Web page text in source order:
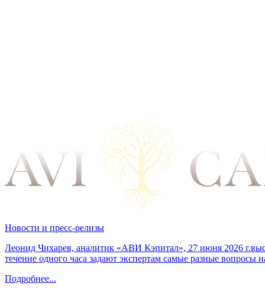
Новости и пресс-релизы
Леонид Чихарев, аналитик «АВИ Кэпитал», 27 июня 2026
течение одного часа задают экспертам самые разные вопросы
Подробнее...